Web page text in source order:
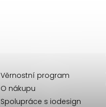
Věrnostní program
O nákupu
Spolupráce s iodesign